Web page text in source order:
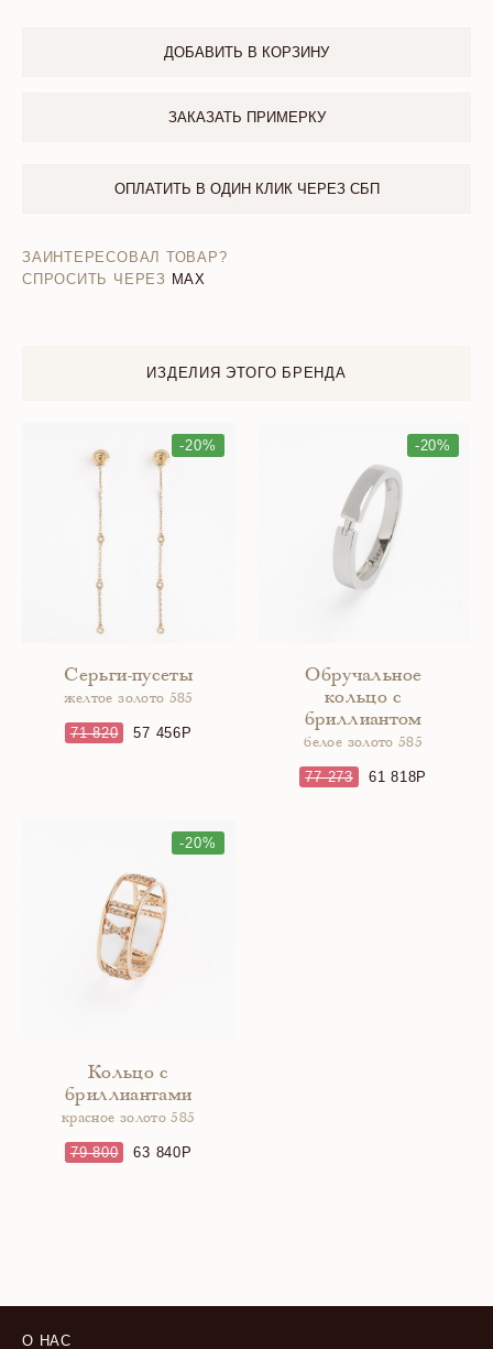
ДОБАВИТЬ В КОРЗИНУ
ЗАКАЗАТЬ ПРИМЕРКУ
ОПЛАТИТЬ В ОДИН КЛИК ЧЕРЕЗ СБП
ЗАИНТЕРЕСОВАЛ ТОВАР?
СПРОСИТЬ ЧЕРЕЗ MAX
ИЗДЕЛИЯ ЭТОГО БРЕНДА
-20%
Серьги-пусеты
желтое золото 585
71 820 57 456
-20%
Обручальное
кольцо с
бриллиантом
белое золото 585
77 273 61 818
-20%
Кольцо с
бриллиантами
красное золото 585
79 800 63 840
О НАС